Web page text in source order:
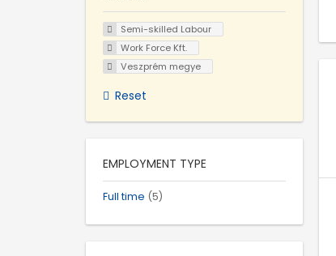
Semi-skilled Labour
Work Force Kft.
Veszprém megye
Reset
EMPLOYMENT TYPE
Full time (5)